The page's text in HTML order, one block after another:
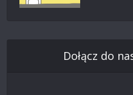
Dołącz do